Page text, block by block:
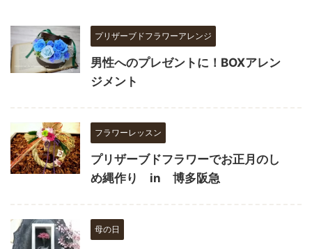
プリザーブドフラワーアレンジ
男性へのプレゼントに！BOXアレン
ジメント
フラワーレッスン
プリザーブドフラワーでお正月のし
め縄作り in 博多阪急
母の日